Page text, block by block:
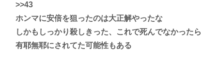
>>43
ホンマに安倍を狙ったのは大正解やったな
しかもしっかり殺しきった、これで死んでなかったら
有耶無耶にされてた可能性もある